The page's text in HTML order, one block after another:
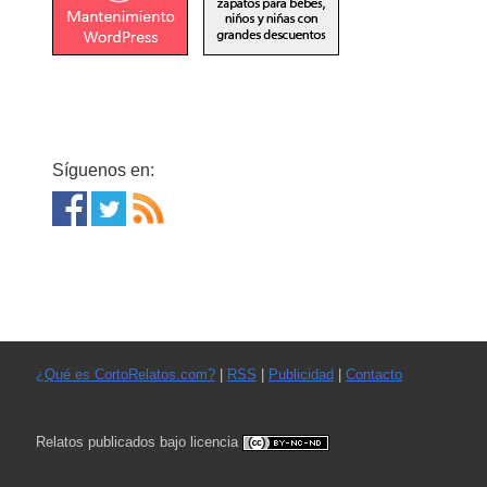
Síguenos en:
¿Qué es CortoRelatos.com?| RSS Publicidad Contacto
Relatos publicados bajo licencia